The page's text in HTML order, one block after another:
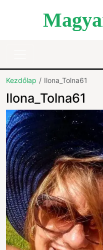
Kezdőlap Ilona_Tolna61
Ilona_Tolna61